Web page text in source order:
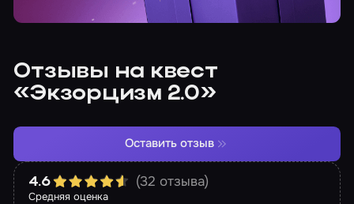
Отзывы на квест
«Экзорцизм 2.0»
Средняя оценка
4.6 (32 отзыва)
Оставить отзыв